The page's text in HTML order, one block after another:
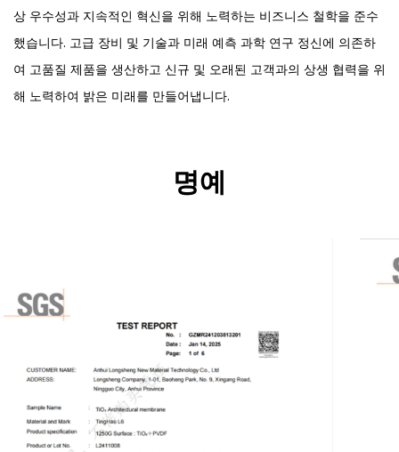
상 우수성과 지속적인 혁신을 위해 노력하는 비즈니스 철학을 준수
했습니다. 고급 장비 및 기술과 미래 예측 과학 연구 정신에 의존하
여 고품질 제품을 생산하고 신규 및 오래된 고객과의 상생 협력을 위
해 노력하여 밝은 미래를 만들어냅니다.
명예